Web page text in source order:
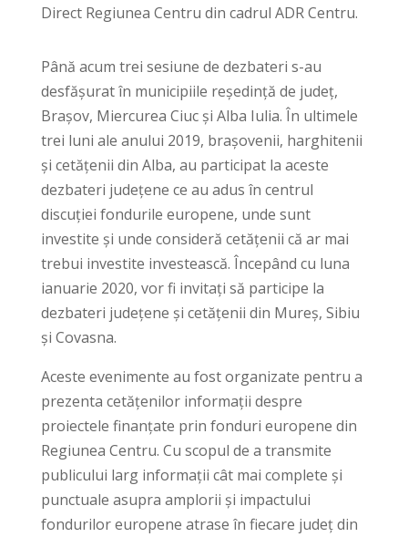
Direct Regiunea Centru din cadrul ADR Centru.
Până acum trei sesiune de dezbateri s-au
desfășurat în municipiile reședință de județ,
Brașov, Miercurea Ciuc și Alba Iulia. În ultimele
trei luni ale anului 2019, brașovenii, harghitenii
și cetățenii din Alba, au participat la aceste
dezbateri județene ce au adus în centrul
discuției fondurile europene, unde sunt
investite și unde consideră cetățenii că ar mai
trebui investite investească. Începând cu luna
ianuarie 2020, vor fi invitați să participe la
dezbateri județene și cetățenii din Mureș, Sibiu
și Covasna.
Aceste evenimente au fost organizate pentru a
prezenta cetățenilor informații despre
proiectele finanțate prin fonduri europene din
Regiunea Centru. Cu scopul de a transmite
publicului larg informații cât mai complete și
punctuale asupra amplorii și impactului
fondurilor europene atrase în fiecare județ din